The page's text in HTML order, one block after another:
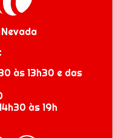
às 13h30 e das
às 19h